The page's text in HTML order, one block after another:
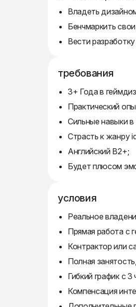
Владеть
Бенчмаркить
Вести
требования
3+ Года в
Практический
Сильные навыки
Страсть к жанру
Английский B2+;
Будет плюсом
условия
Реальное
Прямая работа с
Контрактор или
Полная
Гибкий график с
Компенсация